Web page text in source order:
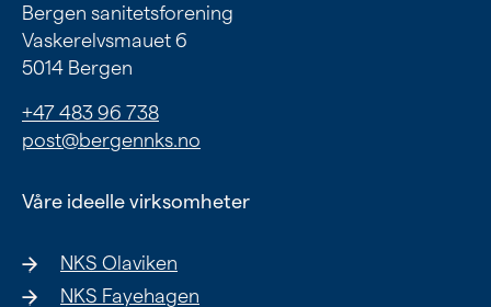
Bergen sanitetsforening
Vaskerelvsmauet 6
5014 Bergen
+47 483 96 738
post@bergennks.no
Våre ideelle virksomheter
NKS Olaviken
NKS Fayehagen